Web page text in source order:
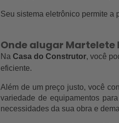
Seu sistema eletrônico permite a
Onde alugar Martelete
Na Casa do Construtor, você
eficiente.
Além de um preço justo, você
variedade de equipamentos
necessidades da sua obra e